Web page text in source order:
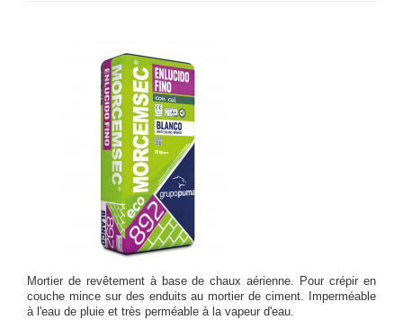
Mortier de revêtement à base de chaux aérienne. Pour crépir en
couche mince sur des enduits au mortier de ciment. Imperméable
à l'eau de pluie et très perméable à la vapeur d'eau.